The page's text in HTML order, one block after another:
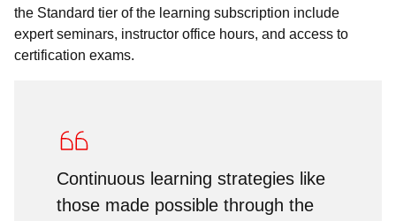
the Standard tier of the learning subscription include
expert seminars, instructor office hours, and access to
certification exams.
Continuous learning strategies like
those made possible through the